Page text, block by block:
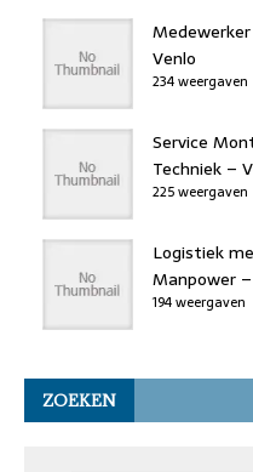
Venlo
234 weergaven
Service
Techniek –
225 weergaven
Logistiek
Manpower
194 weergaven
ZOEKEN